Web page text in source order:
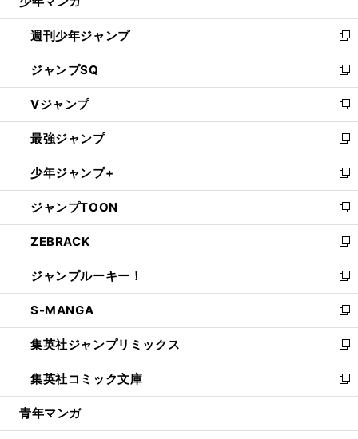
開
く
週刊少年ジャンプ
新
し
い
ウ
ィ
ン
ド
ウ
で
開
く
ジャンプSQ
新
し
い
ウ
ィ
ン
ド
ウ
で
開
く
Vジャンプ
新
し
い
ウ
ィ
ン
ド
ウ
で
開
く
最強ジャンプ
新
し
い
ウ
ィ
ン
ド
ウ
で
開
く
少年ジャンプ+
新
し
い
ウ
ィ
ン
ド
ウ
で
開
く
ジャンプTOON
新
し
い
ウ
ィ
ン
ド
ウ
で
開
く
ZEBRACK
新
し
い
ウ
ィ
ン
ド
ウ
で
開
ジャンプルーキー！
新
し
い
ウ
ィ
ン
ド
ウ
開
S-MANGA
新
し
い
ウ
ィ
ン
ウ
集英社ジャンプリミックス
新
し
い
ウ
ン
集英社コミック文庫
新
し
ウ
青年マンガ